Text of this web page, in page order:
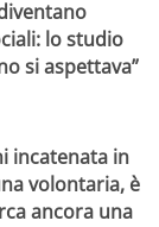
lo studio
si aspettava”
incatenata in
volontaria, è
ancora una